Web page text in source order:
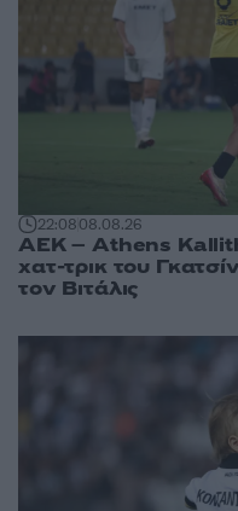
22:0808.08.26
ΑΕΚ – Athens
χατ-τρικ του
τον Βιτάλις